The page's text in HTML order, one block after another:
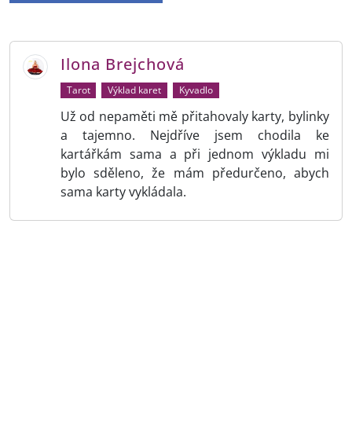
Ilona Brejchová
Tarot Výklad karet Kyvadlo
Už od nepaměti mě přitahovaly karty, bylinky
a tajemno. Nejdříve jsem chodila ke
kartářkám sama a při jednom výkladu mi
bylo sděleno, že mám předurčeno, abych
sama karty vykládala.